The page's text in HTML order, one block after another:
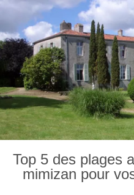
Top 5 des plages
mimizan pour